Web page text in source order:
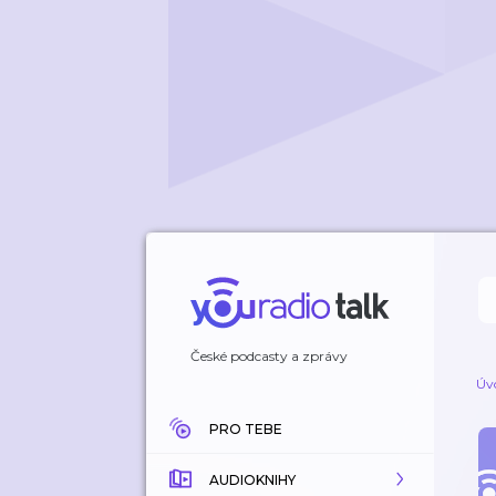
České podcasty a zprávy
PRO TEBE
AUDIOKNIHY